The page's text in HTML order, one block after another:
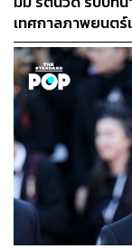
เทศกาลภาพยนตร์